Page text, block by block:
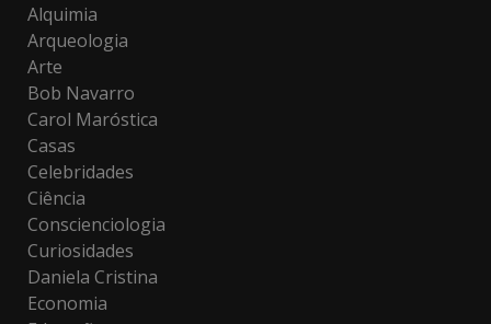
Alquimia
Arqueologia
Arte
Bob Navarro
Carol Maróstica
Casas
Celebridades
Ciência
Conscienciologia
Curiosidades
Daniela Cristina
Economia